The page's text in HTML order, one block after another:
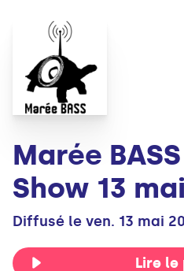
Marée
Show 13
Diffusé le ven. 13 mai
Lire le